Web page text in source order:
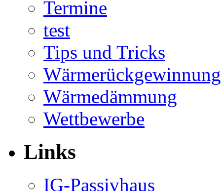
Termine
test
Tips und Tricks
Wärmerückgewinnung
Wärmedämmung
Wettbewerbe
Links
IG-Passivhaus